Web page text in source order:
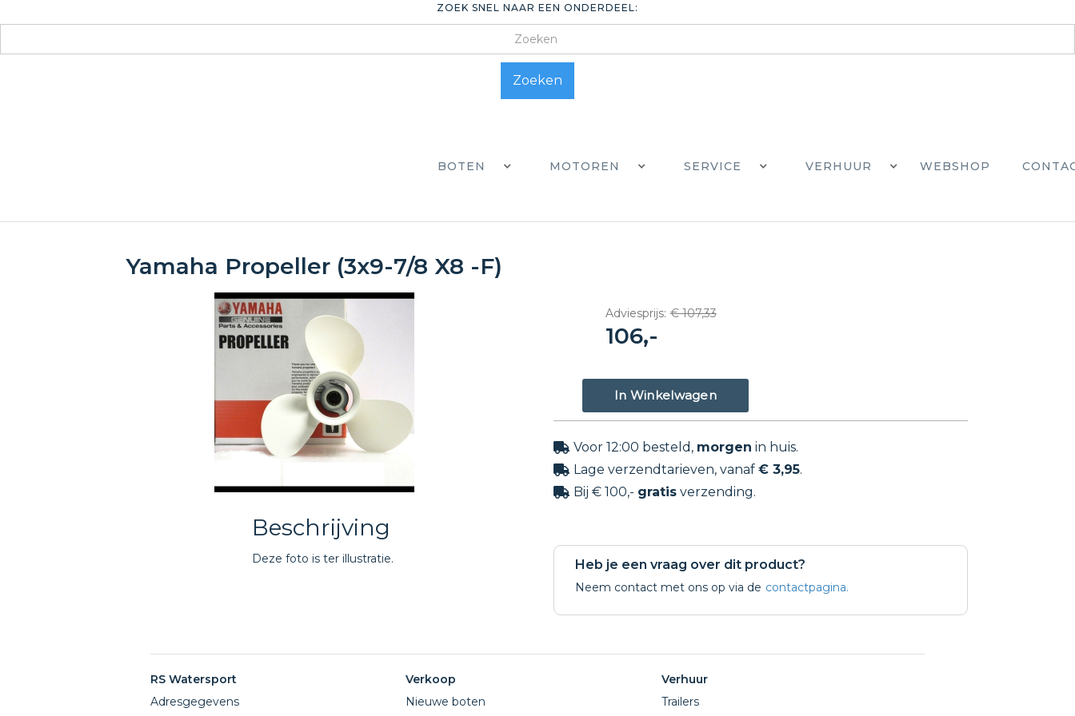
ZOEK SNEL NAAR EEN ONDERDEEL:
BOTEN MOTOREN SERVICE VERHUUR WEBSHOP
Yamaha Propeller (3x9-7/8 X8 -F)
Beschrijving
Deze foto is ter illustratie.
Adviesprijs: € 107,33
106,-
 Voor 12:00 besteld, morgen in huis.
 Lage verzendtarieven, vanaf € 3,95.
 Bij € 100,- gratis verzending.
Heb je een vraag over dit product?
Neem contact met ons op via de contactpagina.
RS Watersport
Adresgegevens
Verkoop
Nieuwe boten
Verhuur
Trailers